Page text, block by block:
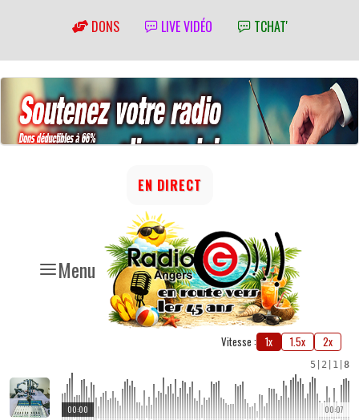
DONS LIVE VIDÉO TCHAT'
Menu
EN DIRECT
Vitesse : 1x 1.5x 2x
5 2 1 8
00:07
00:00